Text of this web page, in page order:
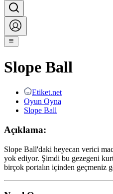
Slope Ball
Etiket.net
Oyun Oyna
Slope Ball
Açıklama:
Slope Ball'daki heyecan verici
yok ediyor. Şimdi bu gezegeni
birçok portalın içinden geçmeniz